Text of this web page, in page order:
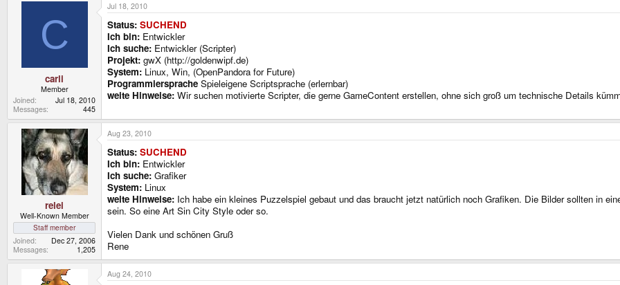
C
carli
Member
Joined
Jul 18, 2010
Messages
445
Jul 18, 2010
Status: SUCHEND
Ich bin: Entwickler
Ich suche: Entwickler (Scripter)
Projekt: gwX (http://goldenwipf.de)
System: Linux, Win, (OpenPandora for Future)
Programmiersprache Spieleigene Scriptsprache (erlernbar)
weite Hinweise: Wir suchen motivierte Scripter, die gerne GameContent erstellen, ohne sich groß um technische Details
relei
Well-Known Member
Staff member
Joined
Dec 27, 2006
Messages
1,205
Aug 23, 2010
Status: SUCHEND
Ich bin: Entwickler
Ich suche: Grafiker
System: Linux
weite Hinweise: Ich habe ein kleines Puzzelspiel gebaut und das braucht jetzt natürlich noch Grafiken. Die Bilder sollten in
sein. So eine Art Sin City Style oder so.
Vielen Dank und schönen Gruß
Rene
Aug 24, 2010